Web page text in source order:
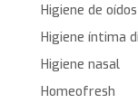
Higiene de oídos
Higiene íntima
Higiene nasal
Homeofresh